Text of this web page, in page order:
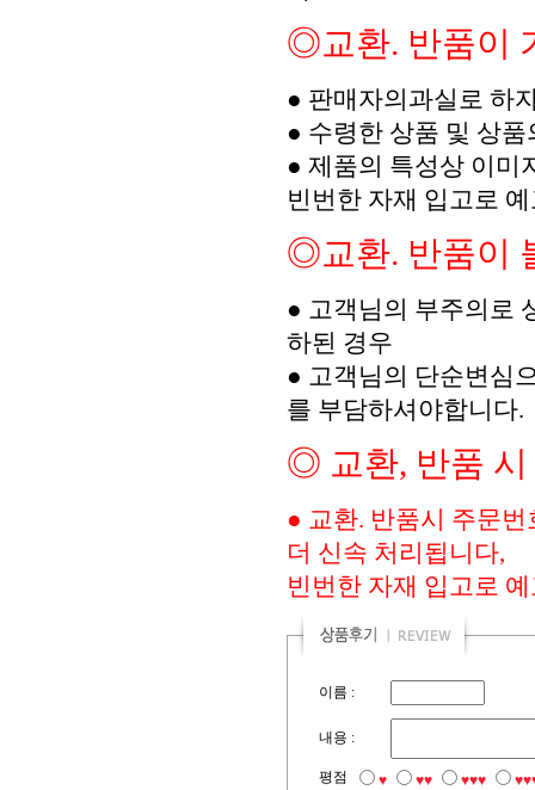
◎교환. 반품이
● 판매자의과실로 하
● 수령한 상품 및 상
● 제품의 특성상 이미
빈번한 자재 입고로
◎교환. 반품이
● 고객님의 부주의로
하된 경우
● 고객님의 단순변심
를 부담하셔야합니다.
◎ 교환, 반품 시
● 교환. 반품시 주문
더 신속 처리됩니다,
빈번한 자재 입고로
이름 :
내용 :
평점 ♥ ♥♥ ♥♥♥